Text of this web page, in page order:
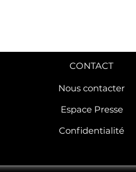
CONTACT
Nous contacter
Espace Presse
Confidentialité